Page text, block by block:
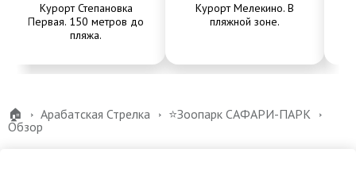
Курорт Степановка
Первая. 150 метров до
пляжа.
Курорт Мелекино. В
пляжной зоне.
🏠 Арабатская Стрелка
⭐️Зоопарк САФАРИ-ПАРК
Обзор